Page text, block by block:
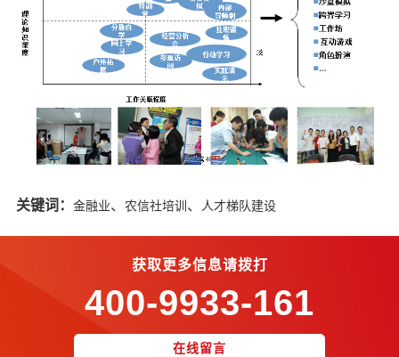
关键词： 金融业、 农信社培训 、 人才梯队建设
获取更多信息请拨打
400-9933-161
在线留言